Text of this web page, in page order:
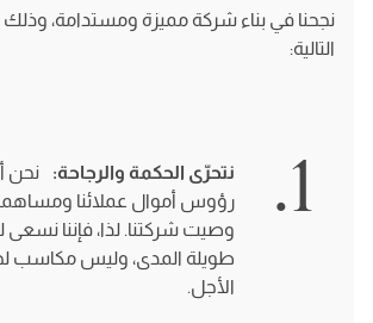
نجحنا في بناء شركة مميزة ومستدامة، وذلك
التالية:
1. نتحرّى الحكمة والرجاحة:
نحن
رؤوس أموال عملائنا
وصيت شركتنا. لذا، فإننا نسعى
طويلة المدى، وليس مكاسب
الأجل.